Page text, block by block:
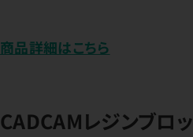
商品詳細はこちら
CADCAMレジンブロ